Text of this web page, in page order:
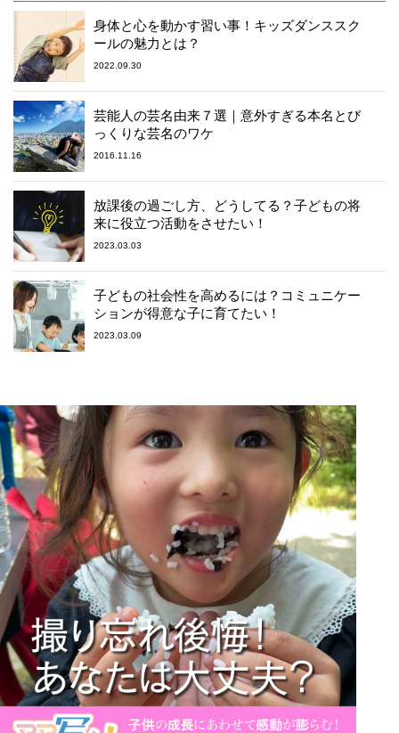
身体と心を動かす習い事！キッズダンススク
ールの魅力とは？
2022.09.30
芸能人の芸名由来７選｜意外すぎる本名とび
っくりな芸名のワケ
2016.11.16
放課後の過ごし方、どうしてる？子どもの将
来に役立つ活動をさせたい！
2023.03.03
子どもの社会性を高めるには？コミュニケー
ションが得意な子に育てたい！
2023.03.09